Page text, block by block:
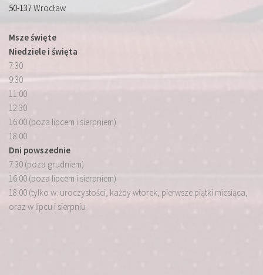
50-137 Wrocław
Msze święte
Niedziele i święta
7:30
9:30
11:00
12:30
16:00 (poza lipcem i sierpniem)
18:00
Dni powszednie
7:30 (poza grudniem)
16:00 (poza lipcem i sierpniem)
18:00 (tylko w: uroczystości, każdy wtorek, pierwsze piątki miesiąca,
oraz w lipcu i sierpniu